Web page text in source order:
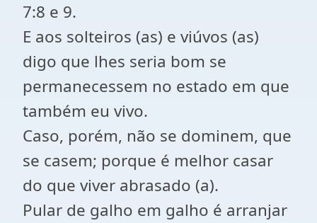
7:8 e 9.
E aos solteiros (as) e viúvos (as)
digo que lhes seria bom se
permanecessem no estado em que
também eu vivo.
Caso, porém, não se dominem, que
se casem; porque é melhor casar
do que viver abrasado (a).
Pular de galho em galho é arranjar